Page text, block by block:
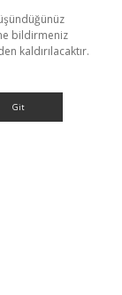
bildirmeniz
kaldırılacaktır.